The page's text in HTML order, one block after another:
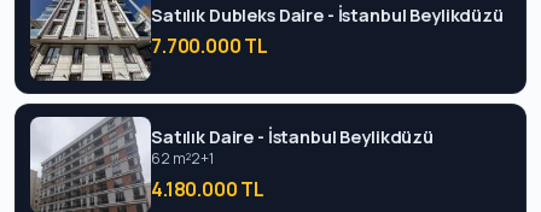
Satılık Dubleks Daire - İstanbul Beylikdüzü
7.700.000 TL
Satılık Daire - İstanbul Beylikdüzü
62 m²2+1
4.180.000 TL